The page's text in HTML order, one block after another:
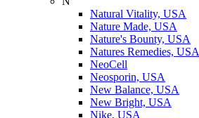
Natural Vitality, USA
Nature Made, USA
Nature's Bounty, USA
Natures Remedies, USA
NeoCell
Neosporin, USA
New Balance, USA
New Bright, USA
Nike, USA